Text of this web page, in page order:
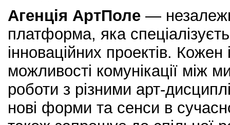
Агенція АртПоле —
платформа, яка
інноваційних проектів. Кожен
можливості комунікації між
роботи з різними арт-
нові форми та сенси в